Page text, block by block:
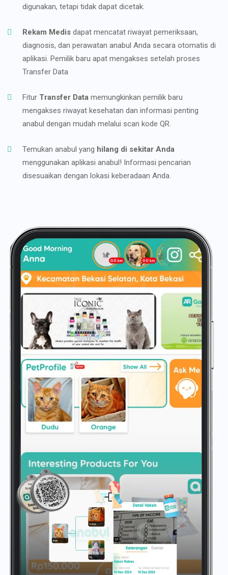
digunakan, tetapi tidak dapat dicetak.
Rekam Medis dapat mencatat riwayat pemeriksaan,
diagnosis, dan perawatan anabul Anda secara otomatis di
aplikasi. Pemilik baru apat mengakses setelah proses
Transfer Data
Fitur Transfer Data memungkinkan pemilik baru
mengakses riwayat kesehatan dan informasi penting
anabul dengan mudah melalui scan kode QR.
Temukan anabul yang hilang di sekitar Anda
menggunakan aplikasi anabul! Informasi pencarian
disesuaikan dengan lokasi keberadaan Anda.